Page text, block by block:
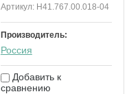
Артикул:Н41.767.00.018-04
Производитель:
Россия
Добавить к
сравнению